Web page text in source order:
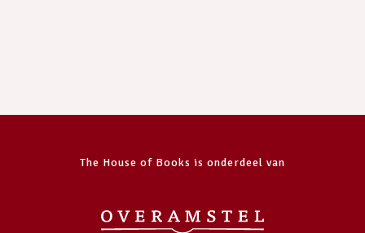
The House of Books is onderdeel van